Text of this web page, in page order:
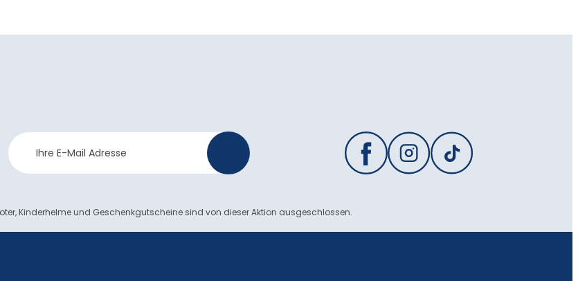
Newsletter
Anmeldung
Kinderhelme und Geschenkgutscheine sind von dieser Aktion ausgeschlossen.